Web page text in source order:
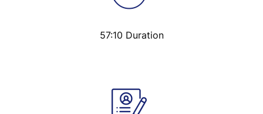
57:10 Duration